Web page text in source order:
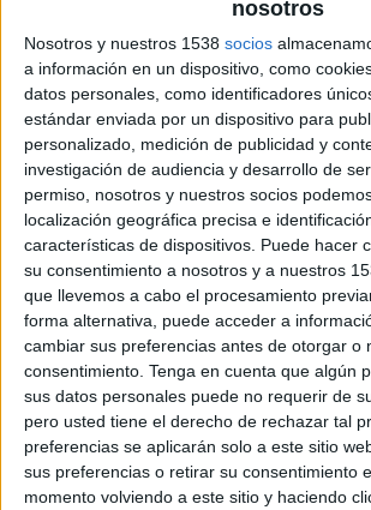
nosotros
Nosotros y nuestros 1538 socios
a información en un dispositivo, como
datos personales, como identificadores
estándar enviada por un dispositivo para
personalizado, medición de publicidad y
investigación de audiencia y desarrollo de
permiso, nosotros y nuestros socios
localización geográfica precisa e
características de dispositivos. Puede hacer
su consentimiento a nosotros y a nuestros
que llevemos a cabo el procesamiento
forma alternativa, puede acceder a
cambiar sus preferencias antes de otorgar o
consentimiento. Tenga en cuenta que algún
sus datos personales puede no requerir de
pero usted tiene el derecho de rechazar tal
preferencias se aplicarán solo a este sitio
sus preferencias o retirar su consentimiento
momento volviendo a este sitio y haciendo
con una oferta competitiva en financiación, rentabilidad y seguridad.
del NO y dice SI a 544.000 empresas que ya confían en la entidad. Toda
al “Sí” pretende comercializar los 3 productos claves de Caja Madrid
Financiación (Líneas de Crédito), Rentabilidad (Cuenta x2 y Deposito
(Cobertura de los tipos de interés).
La estrategia de comunicación publicitaria mantendrá la originalidad de
que obtuvieron una gran acogida. Mediante la empatía, cercanía y
este público. MPG ha diseñado la estrategia de puntos de contacto con
esta campaña, en la que conviven los medios más convencionales
circuito de vallas, aeropuertos de Madrid y Barcelona-, portal móvil,
y televisión) con la innovadora plataforma 3.0 (TV, Internet y móvil)
altamente cualitativos con su target.
Además, la campaña utiliza marketing espectacular mediante soportes
lonas de hasta 16 metros - que estarán expuestas en las estaciones del